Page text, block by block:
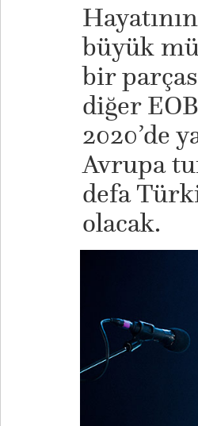
büyük
bir
diğer
2020’de
Avrupa
defa
olacak.